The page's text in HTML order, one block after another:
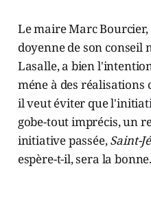
Le maire Marc
doyenne de son conseil
Lasalle, a bien
méne à des réalisations
il veut éviter que
gobe-tout imprécis, un
initiative passée,Saint-
espère-t-il, sera la bonne.